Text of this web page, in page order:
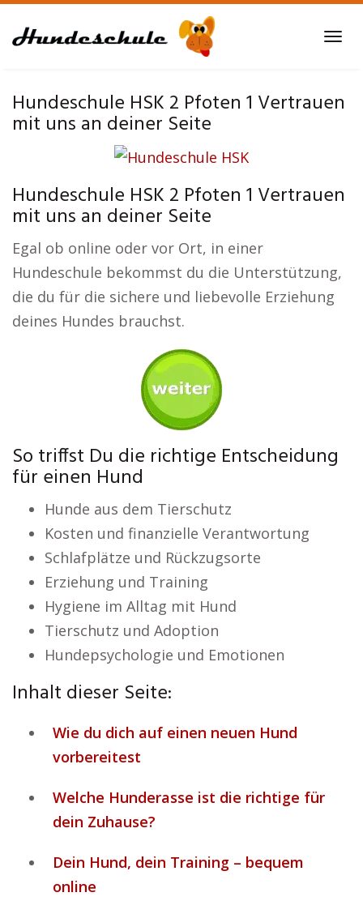
to
Hundeschule HSK 2 Pfoten 1 Vertrauen
mit uns an deiner Seite
Hundeschule HSK 2 Pfoten 1 Vertrauen
mit uns an deiner Seite
Egal ob online oder vor Ort, in einer
Hundeschule bekommst du die Unterstützung,
die du für die sichere und liebevolle Erziehung
deines Hundes brauchst.
So triffst Du die richtige Entscheidung
für einen Hund
Hunde aus dem Tierschutz
Kosten und finanzielle Verantwortung
Schlafplätze und Rückzugsorte
Erziehung und Training
Hygiene im Alltag mit Hund
Tierschutz und Adoption
Hundepsychologie und Emotionen
Inhalt dieser Seite:
Wie du dich auf einen neuen Hund
vorbereitest
Welche Hunderasse ist die richtige für
dein Zuhause?
Dein Hund, dein Training – bequem
online